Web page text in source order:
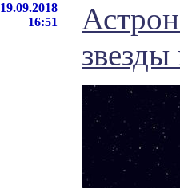
19.09.2018
16:51